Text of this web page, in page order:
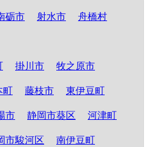
砺市 射水市 舟橋村
掛川市 牧之原市
町 藤枝市 東伊豆町
市 静岡市葵区 河津町
市駿河区 南伊豆町